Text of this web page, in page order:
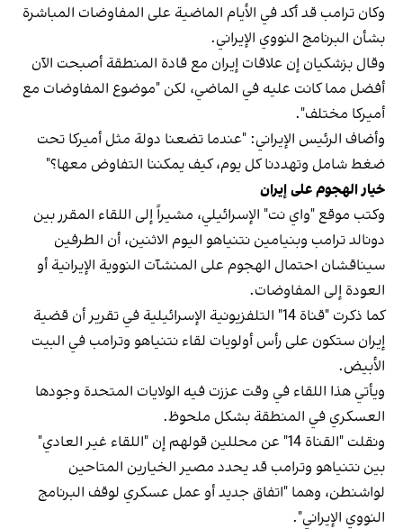
وكان ترامب قد أكد في الأيام الماضية على المفاوضات المباشرة
بشأن البرنامج النووي الإيراني.
وقال بزشكيان إن علاقات إيران مع قادة المنطقة أصبحت الآن
أفضل مما كانت عليه في الماضي، لكن "موضوع المفاوضات مع
أميركا مختلف".
وأضاف الرئيس الإيراني: "عندما تضعنا دولة مثل أميركا تحت
ضغط شامل وتهددنا كل يوم، كيف يمكننا التفاوض معها؟"
خيار الهجوم على إيران
وكتب موقع "واي نت" الإسرائيلي، مشيراً إلى اللقاء المقرر بين
دونالد ترامب وبنيامين نتنياهو اليوم الاثنين، أن الطرفين
سيناقشان احتمال الهجوم على المنشآت النووية الإيرانية أو
العودة إلى المفاوضات.
كما ذكرت "قناة 14" التلفزيونية الإسرائيلية في تقرير أن قضية
إيران ستكون على رأس أولويات لقاء نتنياهو وترامب في البيت
الأبيض.
ويأتي هذا اللقاء في وقت عززت فيه الولايات المتحدة وجودها
العسكري في المنطقة بشكل ملحوظ.
ونقلت "القناة 14" عن محللين قولهم إن "اللقاء غير العادي"
بين نتنياهو وترامب قد يحدد مصير الخيارين المتاحين
لواشنطن، وهما "اتفاق جديد أو عمل عسكري لوقف البرنامج
النووي الإيراني".